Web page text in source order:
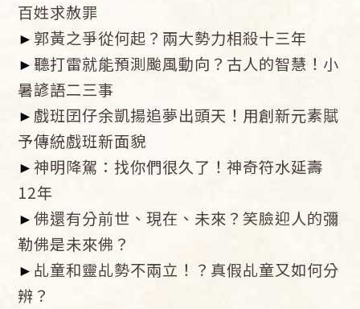
百姓求赦罪
► 郭黃之爭從何起？兩大勢力相殺十三年
► 聽打雷就能預測颱風動向？古人的智慧！小
暑諺語二三事
► 戲班囝仔余凱揚追夢出頭天！用創新元素賦
予傳統戲班新面貌
►神明降駕：找你們很久了！神奇符水延壽
12年
►佛還有分前世、現在、未來？笑臉迎人的彌
勒佛是未來佛？
► 乩童和靈乩勢不兩立！？真假乩童又如何分
辨？